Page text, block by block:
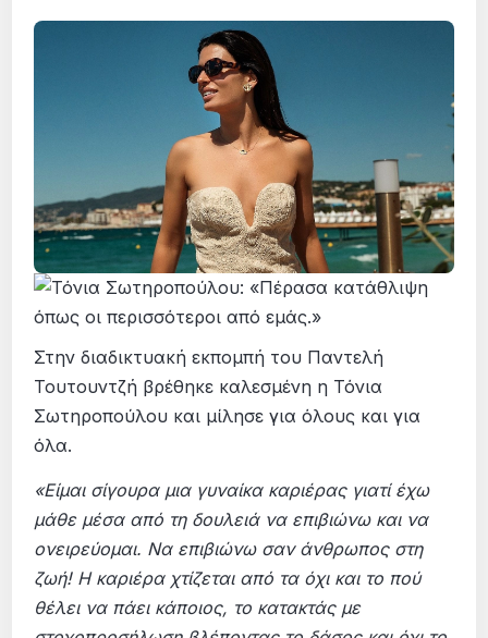
Στην διαδικτυακή εκπομπή του Παντελή
Τουτουντζή βρέθηκε καλεσμένη η Τόνια
Σωτηροπούλου και μίλησε για όλους και για
όλα.
«Είμαι σίγουρα μια γυναίκα καριέρας γιατί έχω
μάθε μέσα από τη δουλειά να επιβιώνω και να
ονειρεύομαι. Να επιβιώνω σαν άνθρωπος στη
ζωή! Η καριέρα χτίζεται από τα όχι και το πού
θέλει να πάει κάποιος, το κατακτάς με